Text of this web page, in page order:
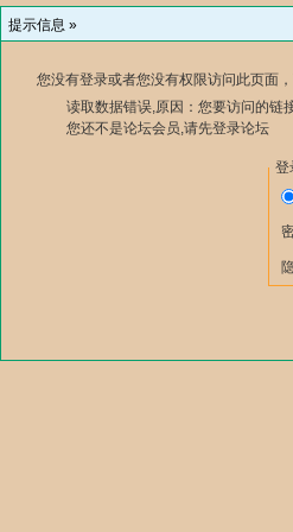
提示信息 »
您没有登录或者您没有权限访问此页面
读取数据错误,原因：您要访问的链
您还不是论坛会员,请先登录论坛
登